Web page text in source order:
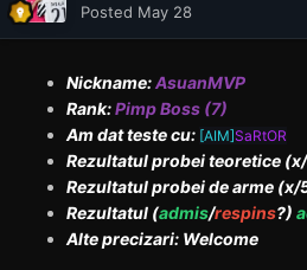
Posted May 28
Nickname:AsuanMVP
Rank:Pimp Boss (7)
Am dat teste cu: [AIM]SaRtOR
Rezultatul probei teoretice
Rezultatul probei de arme (x/
Rezultatul (admis/respins?)
Alte precizari: Welcome